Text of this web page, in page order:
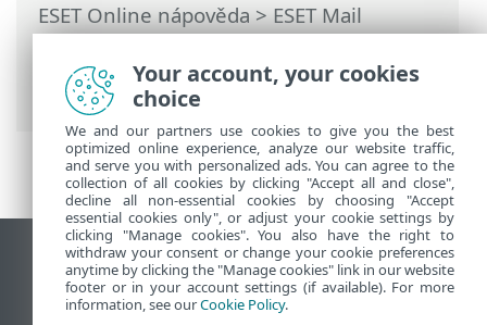
ESET Online nápověda>ESET Mail
Security>Práce s ESET Mail Security>
Nástroje
>Plánovač>Vytvoření
naplánované úlohy
> Při události
Zobrazit verzi pro počítač
End of Life
ESET Databáze znalostí
Your account, your cookies
choice
We and our partners use cookies to give you the best
optimized online experience, analyze our website traffic,
and serve you with personalized ads. You can agree to the
collection of all cookies by clicking "Accept all and close",
decline all non-essential cookies by choosing "Accept
essential cookies only", or adjust your cookie settings by
clicking "Manage cookies". You also have the right to
withdraw your consent or change your cookie preferences
anytime by clicking the "Manage cookies" link in our website
footer or in your account settings (if available). For more
information, see ourCookie Policy.